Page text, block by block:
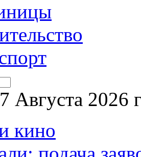
Августа 2026
кино